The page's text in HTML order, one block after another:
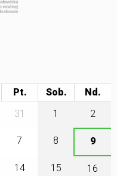
Pt.
Sob.
31 1 2
7 8 9
14 15 16